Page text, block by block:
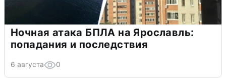
Ночная атака БПЛА на Ярославль:
попадания и последствия
6 августа 0